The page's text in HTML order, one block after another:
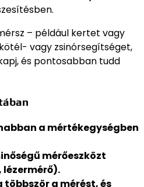
– például kertet vagy
vagy zsinórsegítséget,
és pontosabban tudd
a mértékegységben
mérőeszközt
többször a mérést, és